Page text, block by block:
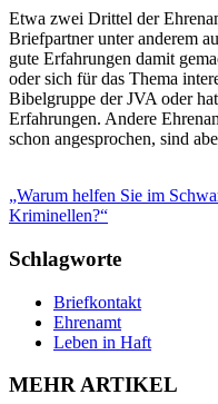
Etwa zwei Drittel der
Briefpartner unter anderem
gute Erfahrungen damit
oder sich für das Thema
Bibelgruppe der JVA oder
Erfahrungen. Andere
schon angesprochen, sind
„Warum helfen Sie im
Kriminellen?“
Schlagworte
Briefkontakt
Ehrenamt
Leben in Haft
MEHR ARTIKEL